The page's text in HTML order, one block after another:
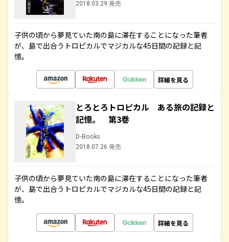
2018.03.29 発売
子供の頃から夢見ていた南の島に滞在することになった筆者
が、島で出合うトロピカルでマジカルな45日間の記録と記
憶。
詳細を見る
とろとろトロピカル ある旅の記録と
記憶。 第3巻
D-Books
2018.07.26 発売
子供の頃から夢見ていた南の島に滞在することになった筆者
が、島で出合うトロピカルでマジカルな45日間の記録と記
憶。
詳細を見る